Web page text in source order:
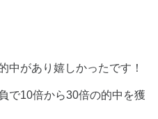
中があり嬉しかったです！
で10倍から30倍の的中を獲